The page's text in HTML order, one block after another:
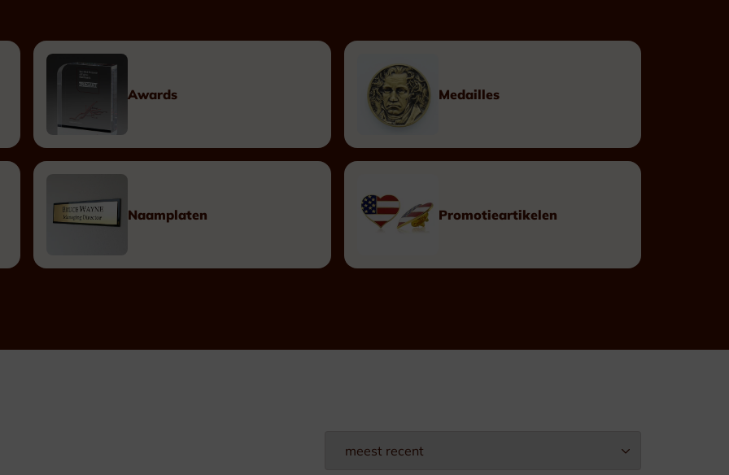
Metaal
Kunststof
Plaketten
Tombstones
Naamplaten Eretekens
Militaire Eretekens
Awards Medailles
Naamplaten Promotieartikelen